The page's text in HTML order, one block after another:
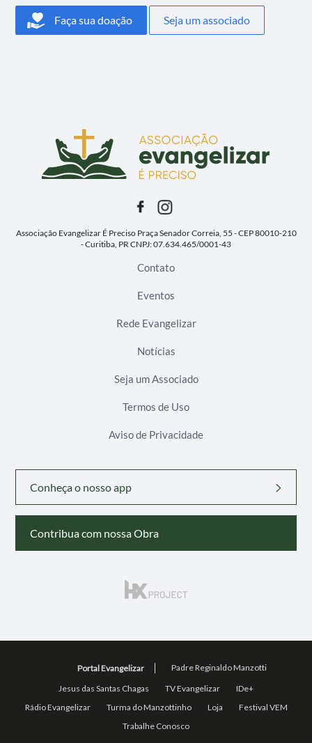
Faça sua doação Seja um associado
Associação Evangelizar É PrecisoPraça Senador Correia, 55 - CEP 80010-210
- Curitiba, PRCNPJ: 07.634.465/0001-43
Contato
Eventos
Rede Evangelizar
Notícias
Seja um Associado
Termos de Uso
Aviso de Privacidade
Conheça o nosso app
Contribua com nossa Obra